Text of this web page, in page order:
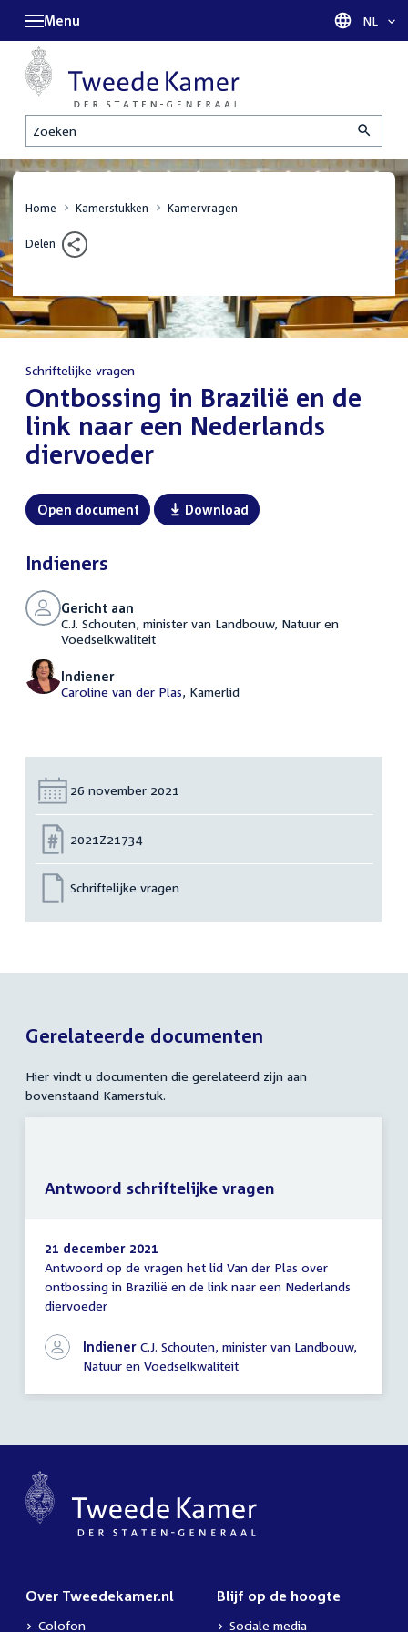
Zoeken
Menu Taal
NL
Home Kamerstukken Kamervragen
Delen
Schriftelijke vragen
:Ontbossing in Brazilië en de
link naar een Nederlands
diervoeder
Open document Download
Indieners
Gericht aan
C.J. Schouten, minister van Landbouw, Natuur en
Voedselkwaliteit
Indiener
Caroline van der Plas, Kamerlid
Datum:
26 november 2021
Nummer:
2021Z21734
Schriftelijke vragen
Gerelateerde documenten
Hier vindt u documenten die gerelateerd zijn aan
bovenstaand Kamerstuk.
Antwoord
schriftelijke
vragen
21 december 2021
Antwoord op de vragen het lid Van der Plas over
ontbossing in Brazilië en de link naar een Nederlands
diervoeder
Indiener C.J. Schouten, minister van Landbouw,
Natuur en Voedselkwaliteit
Antwoord schriftelijke vragen
Over Tweedekamer.nl
Colofon
Blijf op de hoogte
Sociale media